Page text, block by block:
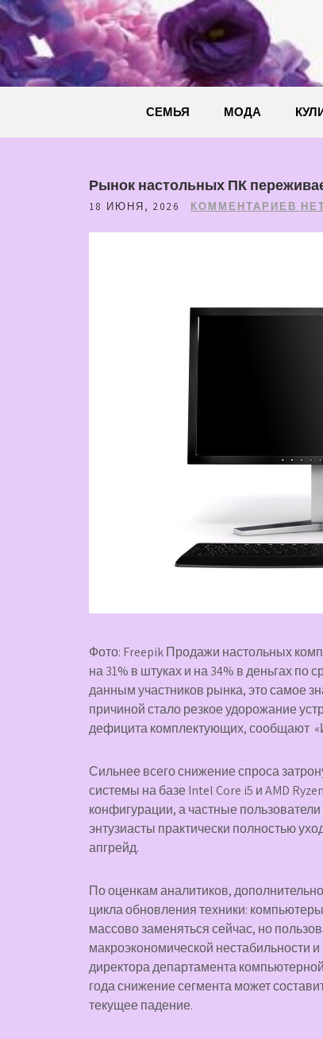
Перейти
содержимому
СЕМЬЯ МОДА
Рынок настольных ПК
18 ИЮНЯ, 2026 КОММЕНТАРИЕВ
Фото: Freepik Продажи настольных
на 31% в штуках и на 34% в деньгах
данным участников рынка, это самое
причиной стало резкое удорожание
дефицита комплектующих, сообщают
Сильнее всего снижение спроса
системы на базе Intel Core i5 и AMD
конфигурации, а частные
энтузиасты практически полностью
апгрейд.
По оценкам аналитиков,
цикла обновления техники:
массово заменяться сейчас, но
макроэкономической нестабильности
директора департамента
года снижение сегмента может
текущее падение.